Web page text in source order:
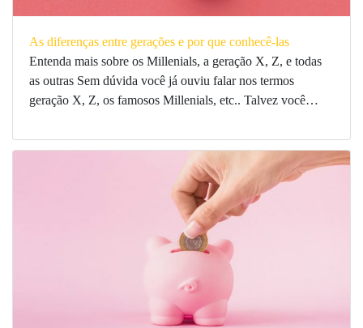
As diferenças entre gerações e por que conhecê-las
Entenda mais sobre os Millenials, a geração X, Z, e todas
as outras Sem dúvida você já ouviu falar nos termos
geração X, Z, os famosos Millenials, etc.. Talvez você…